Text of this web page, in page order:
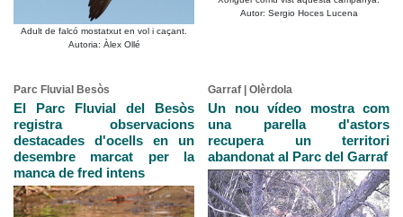
Adult de falcó mostatxut en vol i caçant.
Autoria: Àlex Ollé
Autor: Sergio Hoces Lucena
Parc Fluvial Besòs
El Parc Fluvial del Besòs
registra observacions
destacades d'ocells en un
desembre marcat per la
manca de fred intens
Garraf | Olèrdola
Un nou vídeo mostra com
una parella d'astors
recupera un territori
abandonat al Parc del Garraf